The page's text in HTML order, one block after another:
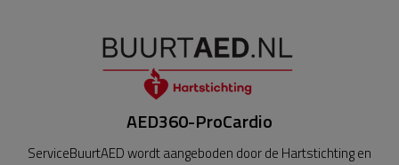
AED360-ProCardio
ServiceBuurtAED wordt aangeboden door de Hartstichting en